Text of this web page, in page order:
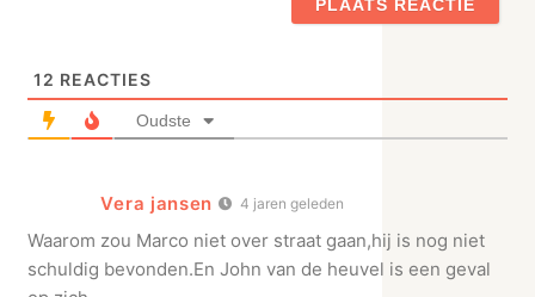
12 REACTIES
Oudste
Vera jansen 4 jaren geleden
Waarom zou Marco niet over straat gaan,hij is nog niet
schuldig bevonden.En John van de heuvel is een geval